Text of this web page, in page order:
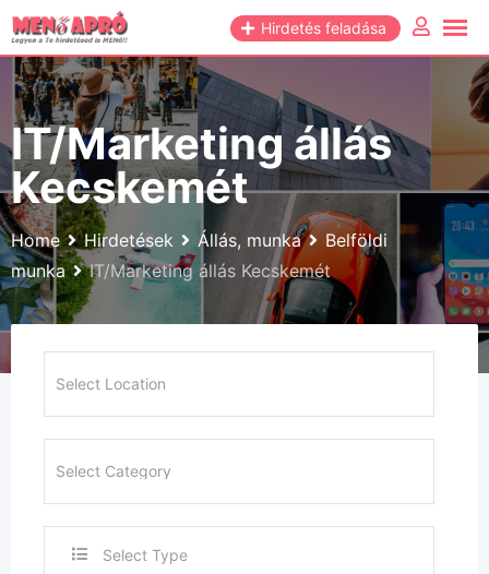
Skip
to
content
Hirdetés feladása
IT/Marketing állás
Kecskemét
Home Hirdetések Állás, munka
Belföldi
munka
IT/Marketing állás Kecskemét
Select Type